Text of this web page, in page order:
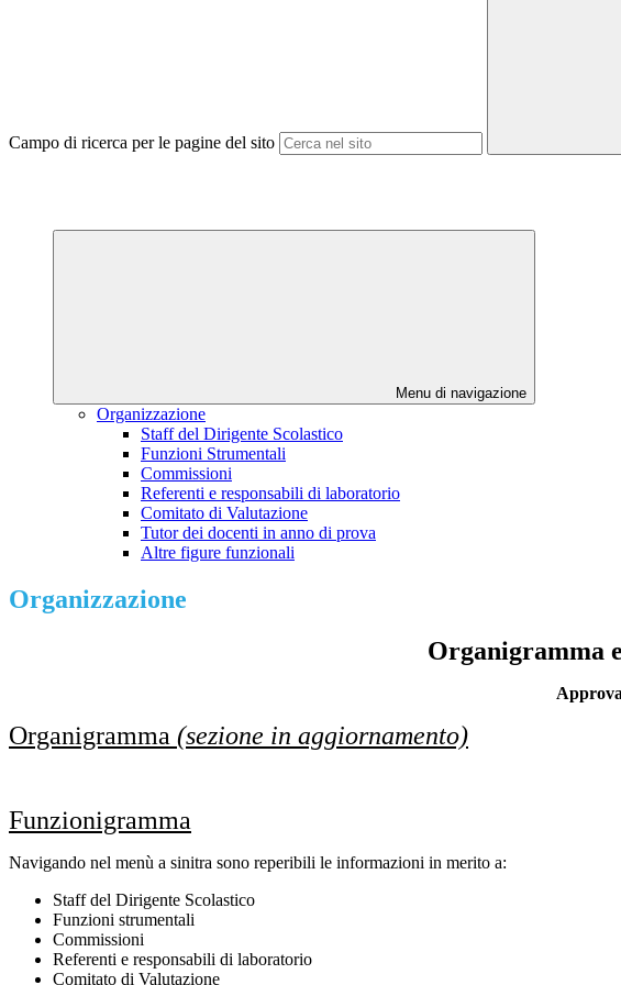
Campo di ricerca per le pagine del sito
Menu di navigazione
Organizzazione
Staff del Dirigente Scolastico
Funzioni Strumentali
Commissioni
Referenti e responsabili di laboratorio
Comitato di Valutazione
Tutor dei docenti in anno di prova
Altre figure funzionali
Organizzazione
Organigramma
Organigramma (sezione in aggiornamento)
Funzionigramma
Navigando nel menù a sinitra sono reperibili le informazioni in merito a:
Staff del Dirigente Scolastico
Funzioni strumentali
Commissioni
Referenti e responsabili di laboratorio
Comitato di Valutazione